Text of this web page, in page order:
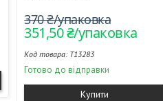
370 ₴/упаковка
351,50 ₴/упаковка
T13283
Готово до відправки
Купити